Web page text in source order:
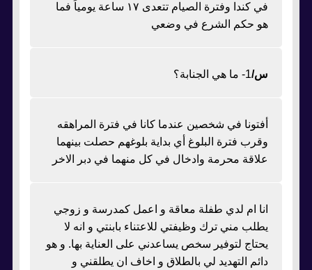
في كندا وفترة الصيام تتعدى ١٧ ساعة يومياً فما
هو حكم الشرع في وضعي
س/1- ما هي الجنابة؟
أفتونا في شخصين عندما كانا في فترة المراهقه
وقرب فترة البلوغ أي بداية بلوغهم حصلت بينهما
علاقة محرمة وادخال في كل منهما في دبر الاخر
انا ام لدي طفلة معاقة و اعمل كمدرسة و زوجي
يطلب مني ترك وظيفتي للاعتناء بابنتي و انه لا
يحتاج لتوفير سخص يساعدني على العناية بها. و هو
دائم التهديد لي بالطلاق و اخاف ان يطلقني و